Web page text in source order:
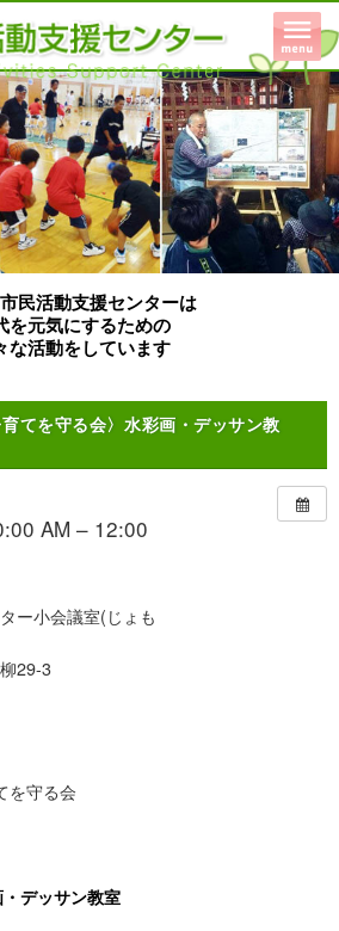
民活動支援センターは
を元気にするための
な活動をしています
育てを守る会〉水彩画・デッサン教
AM – 12:00
ー小会議室(じょも
29-3
を守る会
デッサン教室